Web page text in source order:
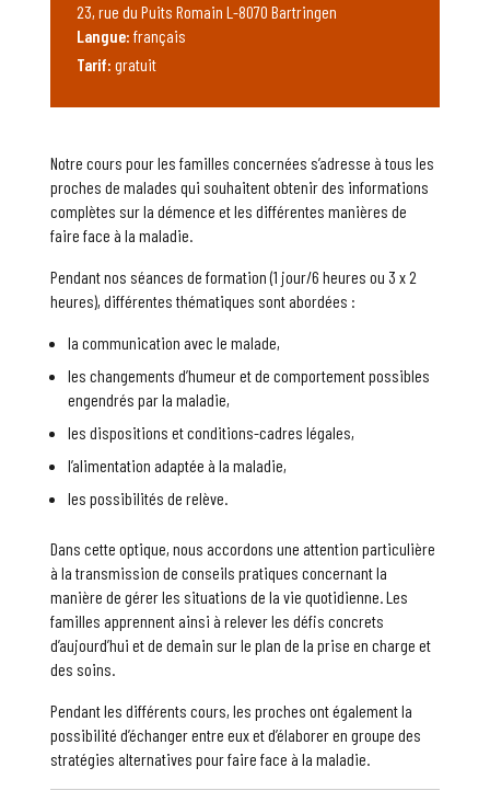
Notre cours pour les familles concernées s’adresse à tous les
proches de malades qui souhaitent obtenir des informations
complètes sur la démence et les différentes manières de
faire face à la maladie.
Pendant nos séances de formation (1 jour/6 heures ou 3 x 2
heures), différentes thématiques sont abordées :
la communication avec le malade,
les changements d’humeur et de comportement possibles
engendrés par la maladie,
les dispositions et conditions-cadres légales,
l’alimentation adaptée à la maladie,
les possibilités de relève.
Dans cette optique, nous accordons une attention particulière
à la transmission de conseils pratiques concernant la
manière de gérer les situations de la vie quotidienne. Les
familles apprennent ainsi à relever les défis concrets
d’aujourd’hui et de demain sur le plan de la prise en charge et
des soins.
Pendant les différents cours, les proches ont également la
possibilité d’échanger entre eux et d’élaborer en groupe des
stratégies alternatives pour faire face à la maladie.
23, rue du Puits Romain L-8070 Bartringen
Langue: français
Tarif: gratuit